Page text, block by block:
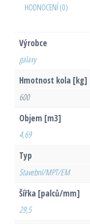
HODNOCENÍ (0)
Výrobce
galaxy
Hmotnost kola [kg]
600
Objem [m3]
4,69
Typ
Stavební/MPT/EM
Šířka [palců/mm]
29,5